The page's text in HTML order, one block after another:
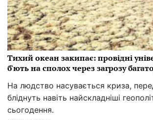
Тихий океан закипає: провідні
б'ють на сполох через загрозу
На людство насувається криза,
бліднуть навіть найскладніші
сьогодення.